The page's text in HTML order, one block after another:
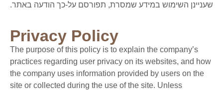
שעניינן השימוש במידע שמסרת, תפורסם על-כך הודעה באתר.
Privacy Policy
The purpose of this policy is to explain the company’s
practices regarding user privacy on its websites, and how
the company uses information provided by users on the
site or collected during the use of the site. Unless